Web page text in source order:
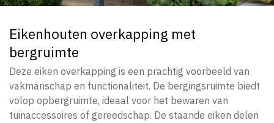
Eikenhouten overkapping met
bergruimte
Deze eiken overkapping is een prachtig voorbeeld van
vakmanschap en functionaliteit. De bergingsruimte biedt
volop opbergruimte, ideaal voor het bewaren van
tuinaccessoires of gereedschap. De staande eiken delen